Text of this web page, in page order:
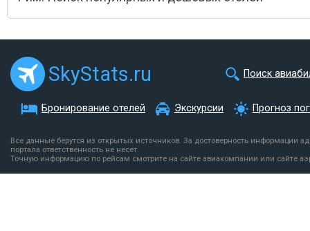
SkyStats.ru Поиск
Бронирование отелей Экскурсии Прогноз
Все данные берутся из открытых источников. За достоверность информации
портала ответственность не несет.
Точную информацию по рейсам смотрите на сайте авиакомпании или сайте